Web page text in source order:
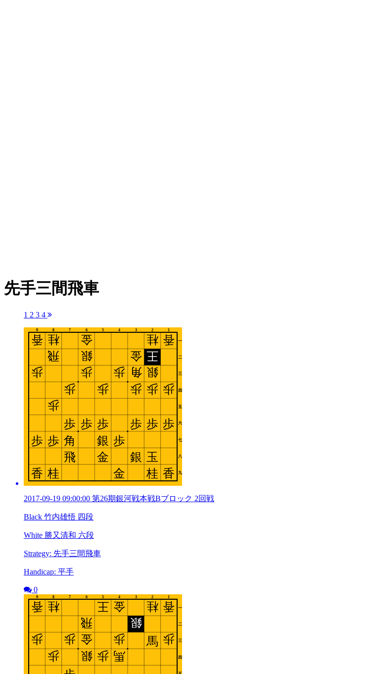
先手三間飛車
1 2 3 4
2017-09-19 09:00:00 第26期銀河戦本戦Bブロック 2回戦
Black 竹内雄悟 四段
White 勝又清和 六段
Strategy: 先手三間飛車
Handicap: 平手
0